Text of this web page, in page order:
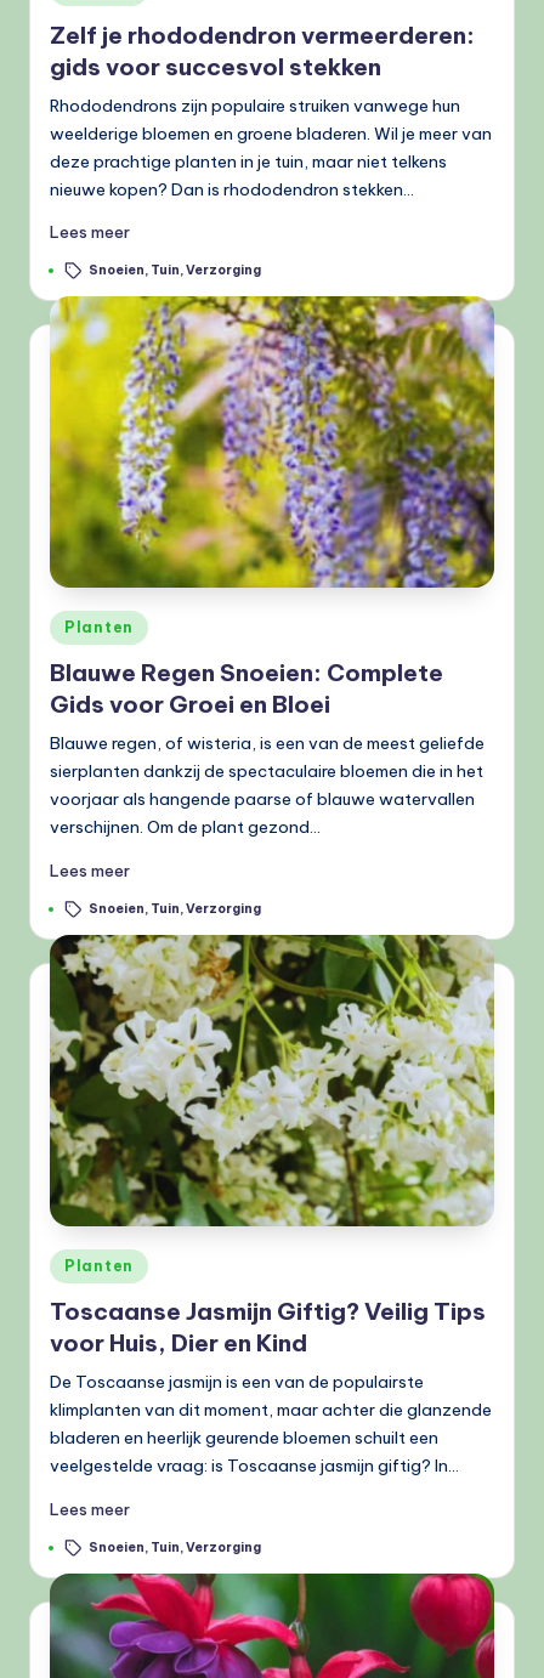
in
Zelf je rhododendron vermeerderen:
gids voor succesvol stekken
Rhododendrons zijn populaire struiken vanwege hun
weelderige bloemen en groene bladeren. Wil je meer van
deze prachtige planten in je tuin, maar niet telkens
nieuwe kopen? Dan is rhododendron stekken…
Lees meer
Tags: Snoeien, Tuin,Verzorging
Geplaatst
in
Planten
Blauwe Regen Snoeien: Complete
Gids voor Groei en Bloei
Blauwe regen, of wisteria, is een van de meest geliefde
sierplanten dankzij de spectaculaire bloemen die in het
voorjaar als hangende paarse of blauwe watervallen
verschijnen. Om de plant gezond…
Lees meer
Tags: Snoeien, Tuin,Verzorging
Geplaatst
in
Planten
Toscaanse Jasmijn Giftig? Veilig Tips
voor Huis, Dier en Kind
De Toscaanse jasmijn is een van de populairste
klimplanten van dit moment, maar achter die glanzende
bladeren en heerlijk geurende bloemen schuilt een
veelgestelde vraag: is Toscaanse jasmijn giftig? In…
Lees meer
Tags: Snoeien, Tuin,Verzorging